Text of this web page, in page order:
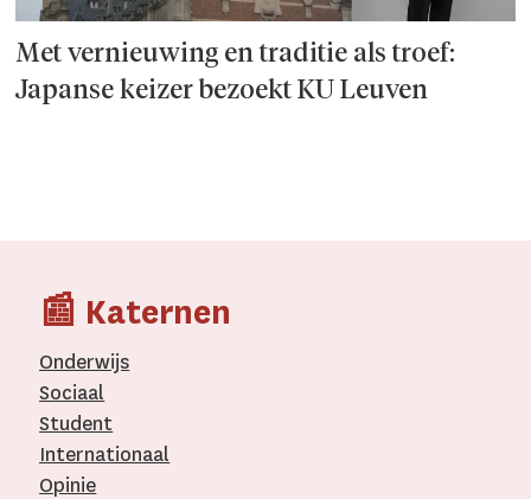
Met vernieuwing en traditie als troef:
Japanse keizer bezoekt KU Leuven
📰 Katernen
Onderwijs
Sociaal
Student
Internationaal­
Opinie